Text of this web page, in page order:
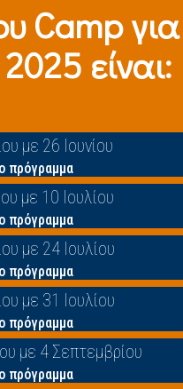
Camp για
είναι:
με 26 Ιουνίου
πρόγραμμα
με 10 Ιουλίου
πρόγραμμα
με 24 Ιουλίου
πρόγραμμα
με 31 Ιουλίου
πρόγραμμα
με 4 Σεπτεμβρίου
πρόγραμμα